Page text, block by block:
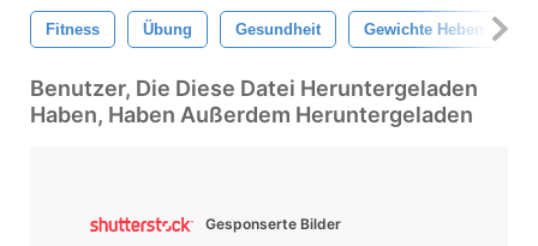
Fitness Übung Gesundheit Gewichte Heben
Benutzer, Die Diese Datei Heruntergeladen
Haben, Haben Außerdem Heruntergeladen
Gesponserte Bilder